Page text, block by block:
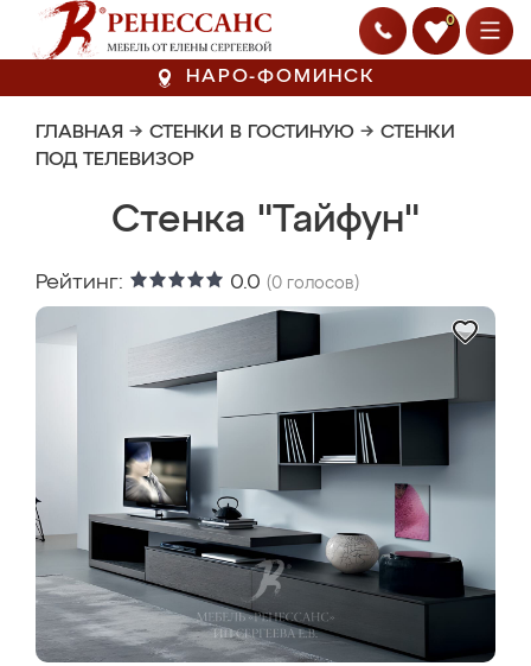
0
НАРО-ФОМИНСК
ГЛАВНАЯ → СТЕНКИ В ГОСТИНУЮ → СТЕНКИ
ПОД ТЕЛЕВИЗОР
Стенка "Тайфун"
Рейтинг: 0.0 (0 голосов)